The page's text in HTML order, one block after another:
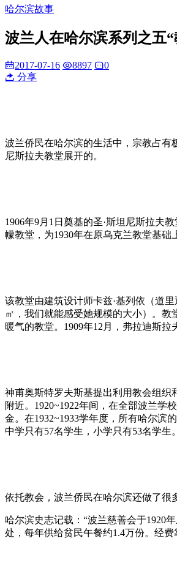
哈尔滨故事
波兰人在哈尔滨系列之五
2017-07-16 8897
0
分享
波兰侨民在哈尔滨的生活中，宗教占有
尼斯拉夫教堂展开的。
1906年9月1日奠基的圣·斯坦尼斯拉夫
幪教堂，为1930年在原乌克兰教堂基础
该教堂由建筑设计师卡兹·基列依（道
㎡，我们就能感受她规模的大小）。
暖气的教堂。1909年12月，弗拉迪斯
神甫奥斯特罗夫斯基提出利用教会组
附近。1920~1922年间，在全部波兰学
金。在1932~1933学年度，所有哈尔滨
中学只有57名学生，小学只有53名学生
依托教会，波兰侨民在哈尔滨还做了很
哈尔滨史志记载：“波兰慈善会于1920
处，每年供给贫民午餐约1.4万份。经